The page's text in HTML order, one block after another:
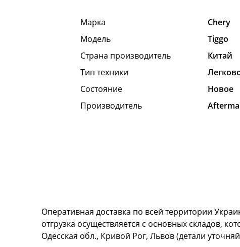
Марка
Chery
Модель
Tiggo
Страна производитель
Китай
Тип техники
Состояние
Hовое
Производитель
Оперативная доставка по всей территории
отгрузка осуществляется с основных складов,
Одесская обл., Кривой Рог, Львов (детали